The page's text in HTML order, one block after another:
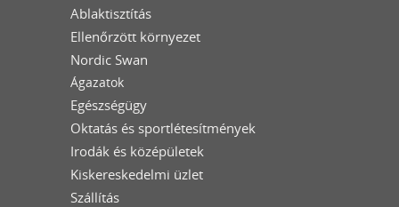
Ablaktisztítás
Ellenőrzött környezet
Nordic Swan
Ágazatok
Egészségügy
Oktatás és sportlétesítmények
Irodák és középületek
Kiskereskedelmi üzlet
Szállítás